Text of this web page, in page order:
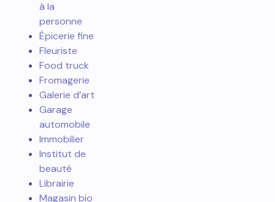
à la
personne
Épicerie fine
Fleuriste
Food truck
Fromagerie
Galerie d’art
Garage
automobile
Immobilier
Institut de
beauté
Librairie
Magasin bio